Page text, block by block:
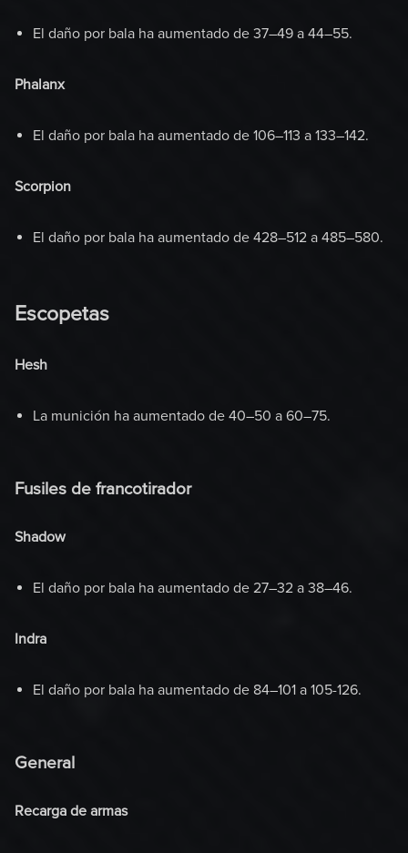
El daño por bala ha aumentado de 37–49 a 44–55.
Phalanx
El daño por bala ha aumentado de 106–113 a 133–142.
Scorpion
El daño por bala ha aumentado de 428–512 a 485–580.
Escopetas
Hesh
La munición ha aumentado de 40–50 a 60–75.
Fusiles de francotirador
Shadow
El daño por bala ha aumentado de 27–32 a 38–46.
Indra
El daño por bala ha aumentado de 84–101 a 105-126.
General
Recarga de armas